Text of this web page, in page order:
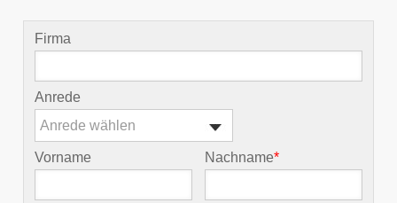
Firma
Anrede
Anrede wählen
Vorname Nachname*